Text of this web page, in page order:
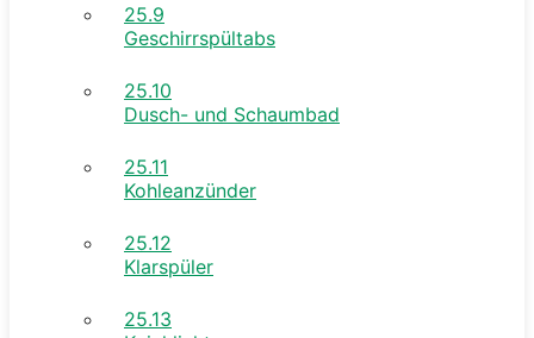
25.9
Geschirrspültabs
25.10
Dusch- und Schaumbad
25.11
Kohleanzünder
25.12
Klarspüler
25.13